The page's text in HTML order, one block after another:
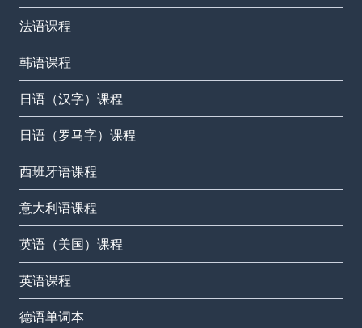
法语课程
韩语课程
日语（汉字）课程
日语（罗马字）课程
西班牙语课程
意大利语课程
英语（美国）课程
英语课程
德语单词本